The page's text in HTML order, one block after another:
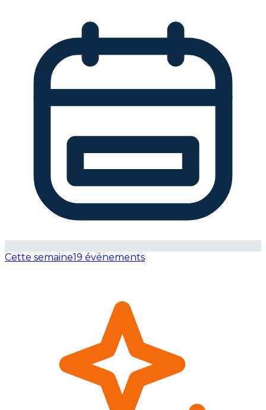
Cette semaine19 événements